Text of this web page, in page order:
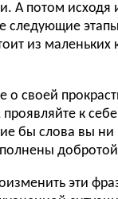
А потом исходя
следующие
из маленьких
о своей
к
бы слова вы ни
эти